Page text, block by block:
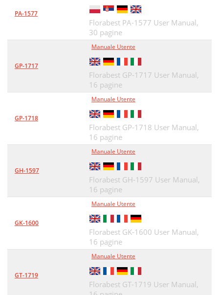
PA-1577
Florabest PA-1577 User Manual,
30 pagine
GP-1717
Manuale Utente
Florabest GP-1717 User Manual,
16 pagine
GP-1718
Manuale Utente
Florabest GP-1718 User Manual,
16 pagine
GH-1597
Manuale Utente
Florabest GH-1597 User Manual,
16 pagine
GK-1600
Manuale Utente
Florabest GK-1600 User Manual,
16 pagine
GT-1719
Manuale Utente
Florabest GT-1719 User Manual,